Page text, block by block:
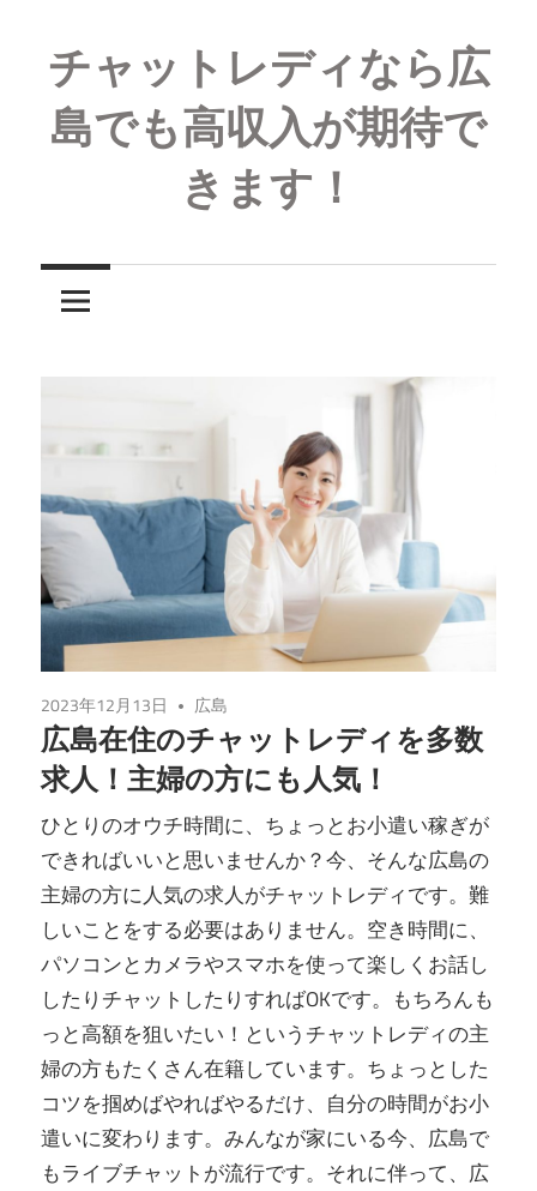
ン
テ
ン
ツ
キ
チャットレディなら広
島でも高収入が期待で
きます！
2023年12月13日 広島
広島在住のチャットレディを多数
求人！主婦の方にも人気！
ひとりのオウチ時間に、ちょっとお小遣い稼ぎが
できればいいと思いませんか？今、そんな広島の
主婦の方に人気の求人がチャットレディです。難
しいことをする必要はありません。空き時間に、
パソコンとカメラやスマホを使って楽しくお話し
したりチャットしたりすればOKです。もちろんも
っと高額を狙いたい！というチャットレディの主
婦の方もたくさん在籍しています。ちょっとした
コツを掴めばやればやるだけ、自分の時間がお小
遣いに変わります。みんなが家にいる今、広島で
もライブチャットが流行です。それに伴って、広